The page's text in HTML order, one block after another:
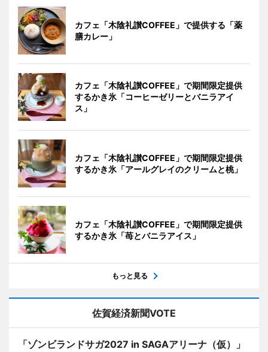
カフェ「木陰礼讃COFFEE」で提供する「薬
膳カレー」
カフェ「木陰礼讃COFFEE」で期間限定提供
するかき氷「コーヒーゼリーとバニラアイ
ス」
カフェ「木陰礼讃COFFEE」で期間限定提供
するかき氷「アールグレイのクリームと桃」
カフェ「木陰礼讃COFFEE」で期間限定提供
するかき氷「苺とバニラアイス」
もっと見る
佐賀経済新聞VOTE
「ゾンビランドサガ2027 in SAGAアリーナ（仮）」